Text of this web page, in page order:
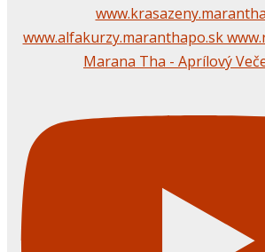
Marana Tha - Aprílový